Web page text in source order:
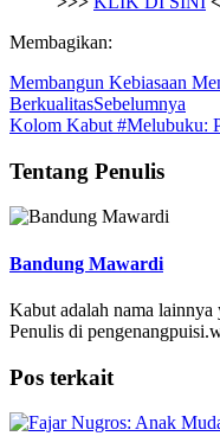
Membagikan:
Membangun Kebiasaan
BerkualitasSebelumnya
Kolom Kabut #Melubuku:
Tentang Penulis
Bandung Mawardi
Kabut adalah nama
Penulis di
Pos terkait